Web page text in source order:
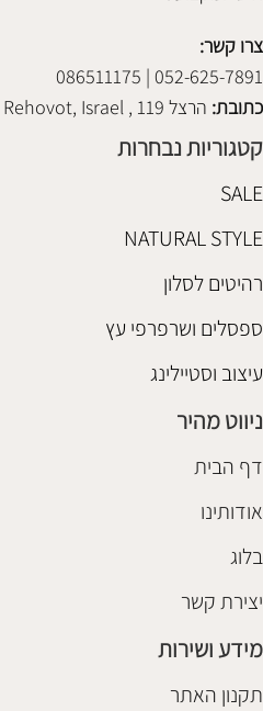
צרו קשר:
052-625-7891 | 086511175
כתובת: הרצל 119 , Rehovot, Israel
קטגוריות נבחרות
SALE
NATURAL STYLE
רהיטים לסלון
ספסלים ושרפרפי עץ
עיצוב וסטיילינג
ניווט מהיר
דף הבית
אודותינו
בלוג
יצירת קשר
מידע ושירות
תקנון האתר